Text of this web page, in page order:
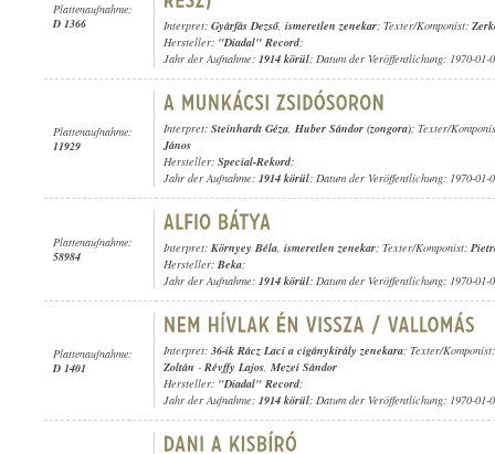
Plattenaufnahme:
D 1366
Interpret: Gyárfás Dezső, ismeretlen zenekar; Texter/Komponist:
Hersteller: "Diadal" Record;
Jahr der Aufnahme: 1914 körül; Datum der Veröffentlichung: 1970-01-
Plattenaufnahme:
11929
Interpret: Steinhardt Géza, Huber Sándor (zongora); Texter/
János
Hersteller: Special-Rekord;
Jahr der Aufnahme: 1914 körül; Datum der Veröffentlichung: 1970-01-
Plattenaufnahme:
58984
Interpret: Környey Béla, ismeretlen zenekar; Texter/Komponist:
Hersteller: Beka;
Jahr der Aufnahme: 1914 körül; Datum der Veröffentlichung: 1970-01-
Plattenaufnahme:
D 1401
Interpret: 36-ik Rácz Laci a cigánykirály zenekara; Texter/
Zoltán - Révffy Lajos, Mezei Sándor
Hersteller: "Diadal" Record;
Jahr der Aufnahme: 1914 körül; Datum der Veröffentlichung: 1970-01-